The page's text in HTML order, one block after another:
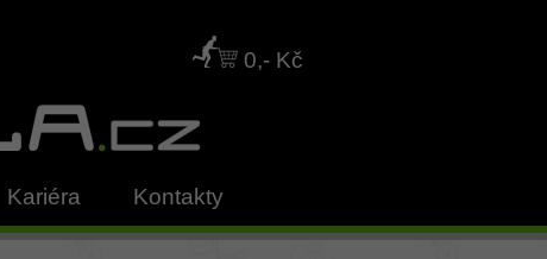
0,- Kč
Kariéra Kontakty